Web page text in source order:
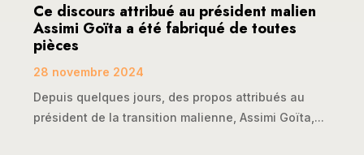
Ce discours attribué au président malien
Assimi Goïta a été fabriqué de toutes
pièces
28 novembre 2024
Depuis quelques jours, des propos attribués au
président de la transition malienne, Assimi Goïta,...